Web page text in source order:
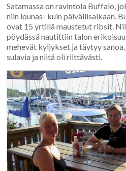
Satamassa on ravintola Buffalo,
niin lounas- kuin päivällisaikaan.
ovat 15 yrtillä maustetut ribsit.
pöydässä nautittiin talon
mehevät kyljykset ja täytyy sanoa,
sulavia ja niitä oli riittävästi.